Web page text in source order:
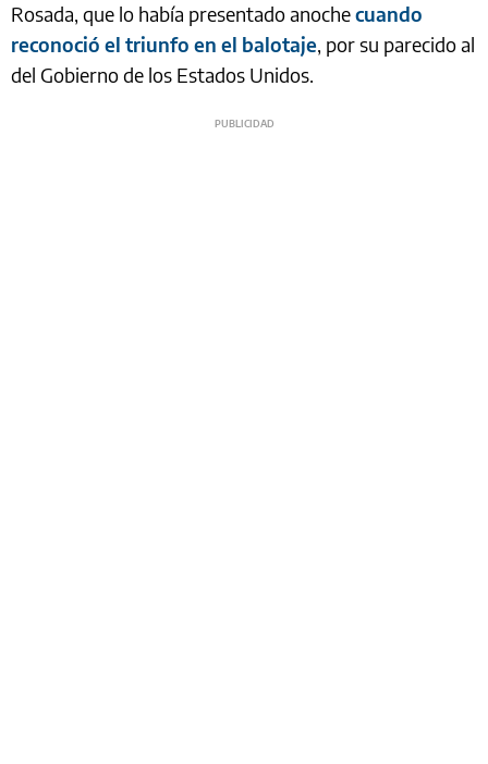
Rosada, que lo había presentado anochecuando
reconoció el triunfo en el balotaje, por su parecido al
del Gobierno de los Estados Unidos.